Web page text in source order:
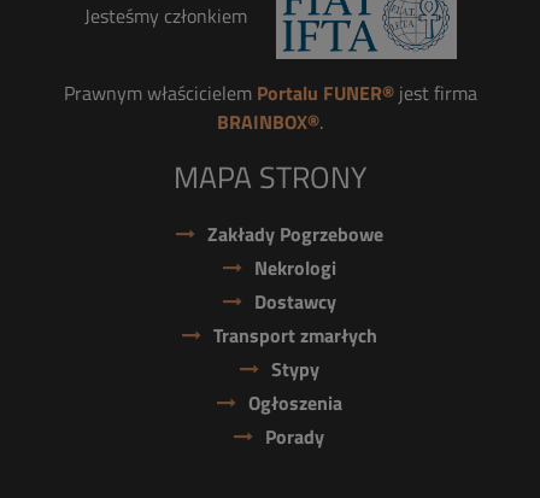
Jesteśmy członkiem
Prawnym właścicielem Portalu FUNER®jest firma
BRAINBOX®.
MAPA STRONY
Zakłady Pogrzebowe
Nekrologi
Dostawcy
Transport zmarłych
Stypy
Ogłoszenia
Porady